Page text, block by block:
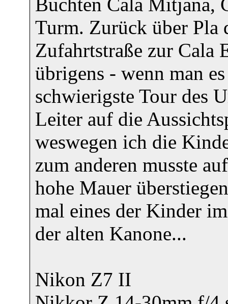
Turm. Zurück über Pla
Zufahrtstraße zur Cala
übrigens - wenn man
schwierigste Tour des
Leiter auf die
weswegen ich die
zum anderen musste
hohe Mauer
mal eines der Kinder
der alten Kanone...
Nikon Z7 II